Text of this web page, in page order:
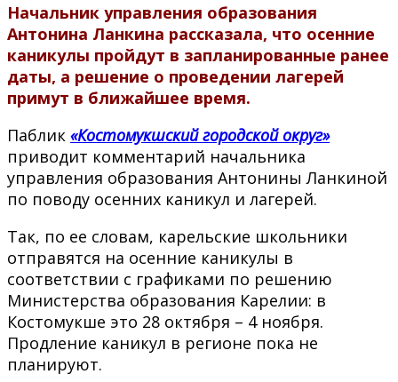
Начальник управления образования
Антонина Ланкина рассказала, что осенние
каникулы пройдут в запланированные ранее
даты, а решение о проведении лагерей
примут в ближайшее время.
Паблик «Костомукшский городской округ»
приводит комментарий начальника
управления образования Антонины Ланкиной
по поводу осенних каникул и лагерей.
Так, по ее словам, карельские школьники
отправятся на осенние каникулы в
соответствии с графиками по решению
Министерства образования Карелии: в
Костомукше это 28 октября – 4 ноября.
Продление каникул в регионе пока не
планируют.